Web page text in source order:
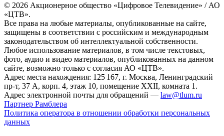
© 2026 Акционерное общество «Цифровое Телевидение» / АО
«ЦТВ».
Все права на любые материалы, опубликованные на сайте,
защищены в соответствии с российским и международным
законодательством об интеллектуальной собственности.
Любое использование материалов, в том числе текстовых,
фото, аудио и видео материалов, опубликованных на данном
сайте, возможно только с согласия АО «ЦТВ».
Адрес места нахождения: 125 167, г. Москва, Ленинградский
пр-т, 37 А, корп. 4, этаж 10, помещение XXII, комната 1.
Адрес электронной почты для обращений — law@tlum.ru
Партнер Рамблера
Политика оператора в отношении обработки персональных
данных